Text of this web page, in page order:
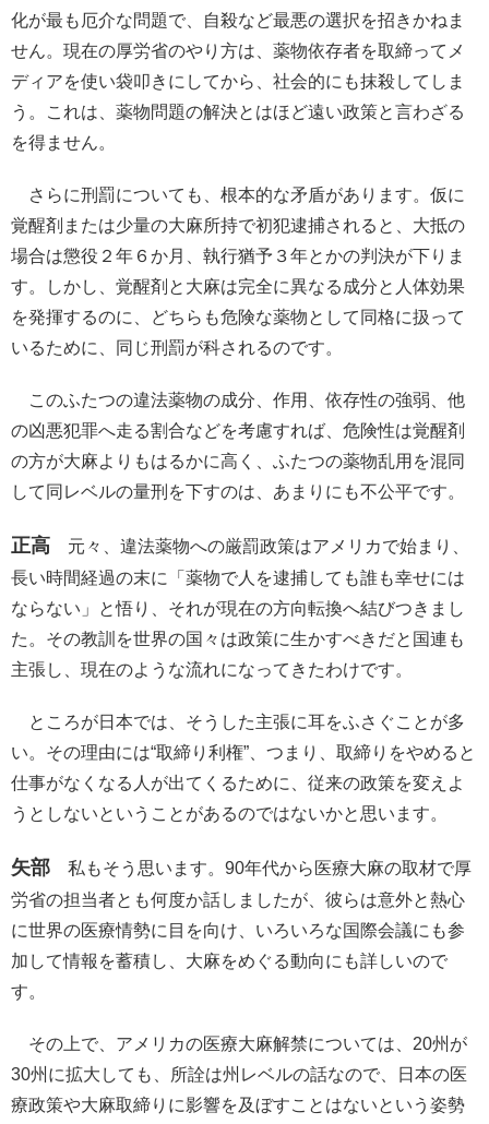
化が最も厄介な問題で、自殺など最悪の選択を招きかねま
せん。現在の厚労省のやり方は、薬物依存者を取締ってメ
ディアを使い袋叩きにしてから、社会的にも抹殺してしま
う。これは、薬物問題の解決とはほど遠い政策と言わざる
を得ません。
さらに刑罰についても、根本的な矛盾があります。仮に
覚醒剤または少量の大麻所持で初犯逮捕されると、大抵の
場合は懲役２年６か月、執行猶予３年とかの判決が下りま
す。しかし、覚醒剤と大麻は完全に異なる成分と人体効果
を発揮するのに、どちらも危険な薬物として同格に扱って
いるために、同じ刑罰が科されるのです。
このふたつの違法薬物の成分、作用、依存性の強弱、他
の凶悪犯罪へ走る割合などを考慮すれば、危険性は覚醒剤
の方が大麻よりもはるかに高く、ふたつの薬物乱用を混同
して同レベルの量刑を下すのは、あまりにも不公平です。
正高 元々、違法薬物への厳罰政策はアメリカで始まり、
長い時間経過の末に「薬物で人を逮捕しても誰も幸せには
ならない」と悟り、それが現在の方向転換へ結びつきまし
た。その教訓を世界の国々は政策に生かすべきだと国連も
主張し、現在のような流れになってきたわけです。
ところが日本では、そうした主張に耳をふさぐことが多
い。その理由には“取締り利権”、つまり、取締りをやめると
仕事がなくなる人が出てくるために、従来の政策を変えよ
うとしないということがあるのではないかと思います。
矢部 私もそう思います。90年代から医療大麻の取材で厚
労省の担当者とも何度か話しましたが、彼らは意外と熱心
に世界の医療情勢に目を向け、いろいろな国際会議にも参
加して情報を蓄積し、大麻をめぐる動向にも詳しいので
す。
その上で、アメリカの医療大麻解禁については、20州が
30州に拡大しても、所詮は州レベルの話なので、日本の医
療政策や大麻取締りに影響を及ぼすことはないという姿勢